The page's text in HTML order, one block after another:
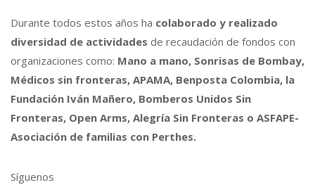
Durante todos estos años ha colaborado y realizado
diversidad de actividades de recaudación de fondos con
organizaciones como: Mano a mano, Sonrisas de Bombay,
Médicos sin fronteras, APAMA, Benposta Colombia, la
Fundación Iván Mañero, Bomberos Unidos Sin
Fronteras, Open Arms, Alegría Sin Fronteras o ASFAPE-
Asociación de familias con Perthes.
Síguenos